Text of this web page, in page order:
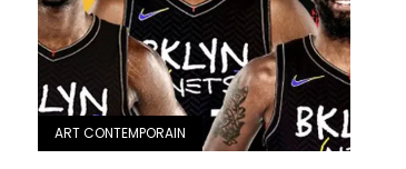
ART CONTEMPORAIN